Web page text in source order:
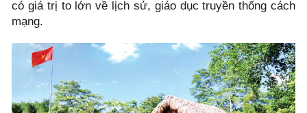
có giá trị to lớn về lịch sử, giáo dục truyền thống cách
mạng.